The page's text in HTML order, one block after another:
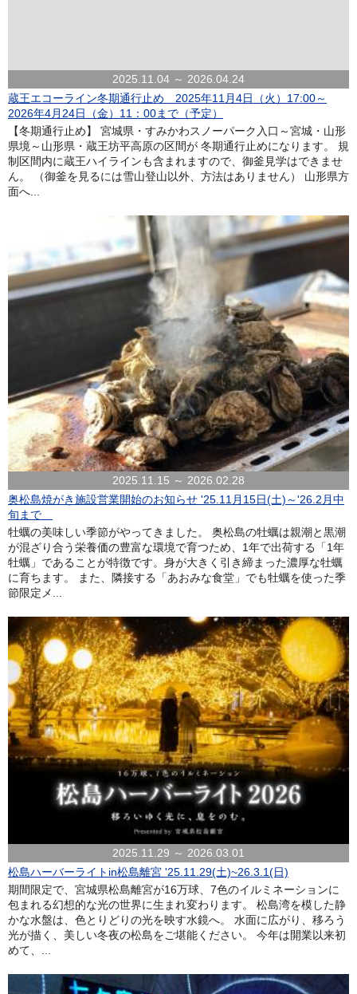
2025.11.04 ～ 2026.04.24
蔵王エコーライン冬期通行止め 2025年11月4日（火）17:00～
2026年4月24日（金）11：00まで（予定）
【冬期通行止め】 宮城県・すみかわスノーパーク入口～宮城・山形
県境～山形県・蔵王坊平高原の区間が 冬期通行止めになります。 規
制区間内に蔵王ハイラインも含まれますので、御釜見学はできませ
ん。 （御釜を見るには雪山登山以外、方法はありません） 山形県方
面へ...
2025.11.15 ～ 2026.02.28
奥松島焼がき施設営業開始のお知らせ '25.11月15日(土)～'26.2月中
旬まで
牡蠣の美味しい季節がやってきました。 奥松島の牡蠣は親潮と黒潮
が混ざり合う栄養価の豊富な環境で育つため、1年で出荷する「1年
牡蠣」であることが特徴です。身が大きく引き締まった濃厚な牡蠣
に育ちます。 また、隣接する「あおみな食堂」でも牡蠣を使った季
節限定メ...
2025.11.29 ～ 2026.03.01
松島ハーバーライトin松島離宮 '25.11.29(土)~26.3.1(日)
期間限定で、宮城県松島離宮が16万球、7色のイルミネーションに
包まれる幻想的な光の世界に生まれ変わります。 松島湾を模した静
かな水盤は、色とりどりの光を映す水鏡へ。 水面に広がり、移ろう
光が描く、美しい冬夜の松島をご堪能ください。 今年は開業以来初
めて、...